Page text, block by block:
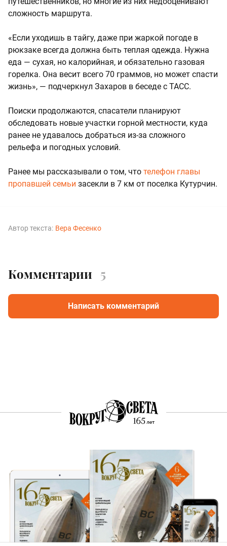
сложность маршрута.
«Если уходишь в тайгу, даже при жаркой погоде в
рюкзаке всегда должна быть теплая одежда. Нужна
еда — сухая, но калорийная, и обязательно газовая
горелка. Она весит всего 70 граммов, но может спасти
жизнь», — подчеркнул Захаров в беседе с ТАСС.
Поиски продолжаются, спасатели планируют
обследовать новые участки горной местности, куда
ранее не удавалось добраться из-за сложного
рельефа и погодных условий.
Ранее мы рассказывали о том, что телефон главы
пропавшей семьи засекли в 7 км от поселка Кутурчин.
Автор текста: Вера Фесенко
Комментарии 5
Написать комментарий